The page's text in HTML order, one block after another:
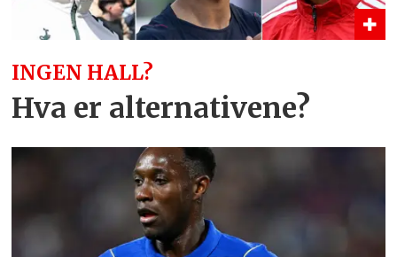
INGEN HALL?
Hva er alternativene?